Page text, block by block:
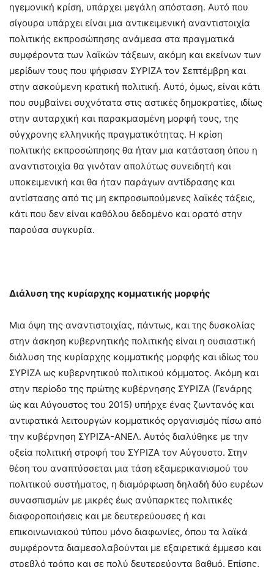
ηγεμονική κρίση, υπάρχει μεγάλη απόσταση. Αυτό που
σίγουρα υπάρχει είναι μια αντικειμενική αναντιστοιχία
πολιτικής εκπροσώπησης ανάμεσα στα πραγματικά
συμφέροντα των λαϊκών τάξεων, ακόμη και εκείνων των
μερίδων τους που ψήφισαν ΣΥΡΙΖΑ τον Σεπτέμβρη και
στην ασκούμενη κρατική πολιτική. Αυτό, όμως, είναι κάτι
που συμβαίνει συχνότατα στις αστικές δημοκρατίες, ιδίως
στην αυταρχική και παρακμασμένη μορφή τους, της
σύγχρονης ελληνικής πραγματικότητας. Η κρίση
πολιτικής εκπροσώπησης θα ήταν μια κατάσταση όπου η
αναντιστοιχία θα γινόταν απολύτως συνειδητή και
υποκειμενική και θα ήταν παράγων αντίδρασης και
αντίστασης από τις μη εκπροσωπούμενες λαϊκές τάξεις,
κάτι που δεν είναι καθόλου δεδομένο και ορατό στην
παρούσα συγκυρία.
Διάλυση της κυρίαρχης κομματικής μορφής
Μια όψη της αναντιστοιχίας, πάντως, και της δυσκολίας
στην άσκηση κυβερνητικής πολιτικής είναι η ουσιαστική
διάλυση της κυρίαρχης κομματικής μορφής και ιδίως του
ΣΥΡΙΖΑ ως κυβερνητικού πολιτικού κόμματος. Ακόμη και
στην περίοδο της πρώτης κυβέρνησης ΣΥΡΙΖΑ (Γενάρης
ώς και Αύγουστος του 2015) υπήρχε ένας ζωντανός και
αντιφατικά λειτουργών κομματικός οργανισμός πίσω από
την κυβέρνηση ΣΥΡΙΖΑ-ΑΝΕΛ. Αυτός διαλύθηκε με την
οξεία πολιτική στροφή του ΣΥΡΙΖΑ τον Αύγουστο. Στην
θέση του αναπτύσσεται μια τάση εξαμερικανισμού του
πολιτικού συστήματος, η διαμόρφωση δηλαδή δύο ευρέων
συνασπισμών με μικρές έως ανύπαρκτες πολιτικές
διαφοροποιήσεις και με δευτερεύουσες ή και
επικοινωνιακού τύπου μόνο διαφωνίες, όπου τα λαϊκά
συμφέροντα διαμεσολαβούνται με εξαιρετικά έμμεσο και
στρεβλό τρόπο και σε πολύ δευτερεύοντα βαθμό. Επίσης,